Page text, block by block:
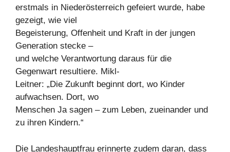
erstmals in Niederösterreich gefeiert wurde, habe
gezeigt, wie viel
Begeisterung, Offenheit und Kraft in der jungen
Generation stecke –
und welche Verantwortung daraus für die
Gegenwart resultiere. Mikl-
Leitner: „Die Zukunft beginnt dort, wo Kinder
aufwachsen. Dort, wo
Menschen Ja sagen – zum Leben, zueinander und
zu ihren Kindern.“
Die Landeshauptfrau erinnerte zudem daran, dass